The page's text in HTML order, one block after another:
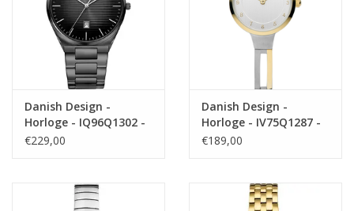
Danish Design -
Horloge - IQ96Q1302 -
DKx Gun
€229,00
Danish Design -
Horloge - IV75Q1287 -
Angelica
€189,00